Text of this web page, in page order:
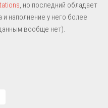
, но последний обладает
наполнение у него более
вообще нет).